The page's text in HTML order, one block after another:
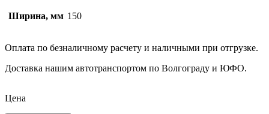
Ширина, мм 150
Оплата по безналичному расчету и наличными при отгрузке.
Доставка нашим автотранспортом по Волгограду и ЮФО.
Цена